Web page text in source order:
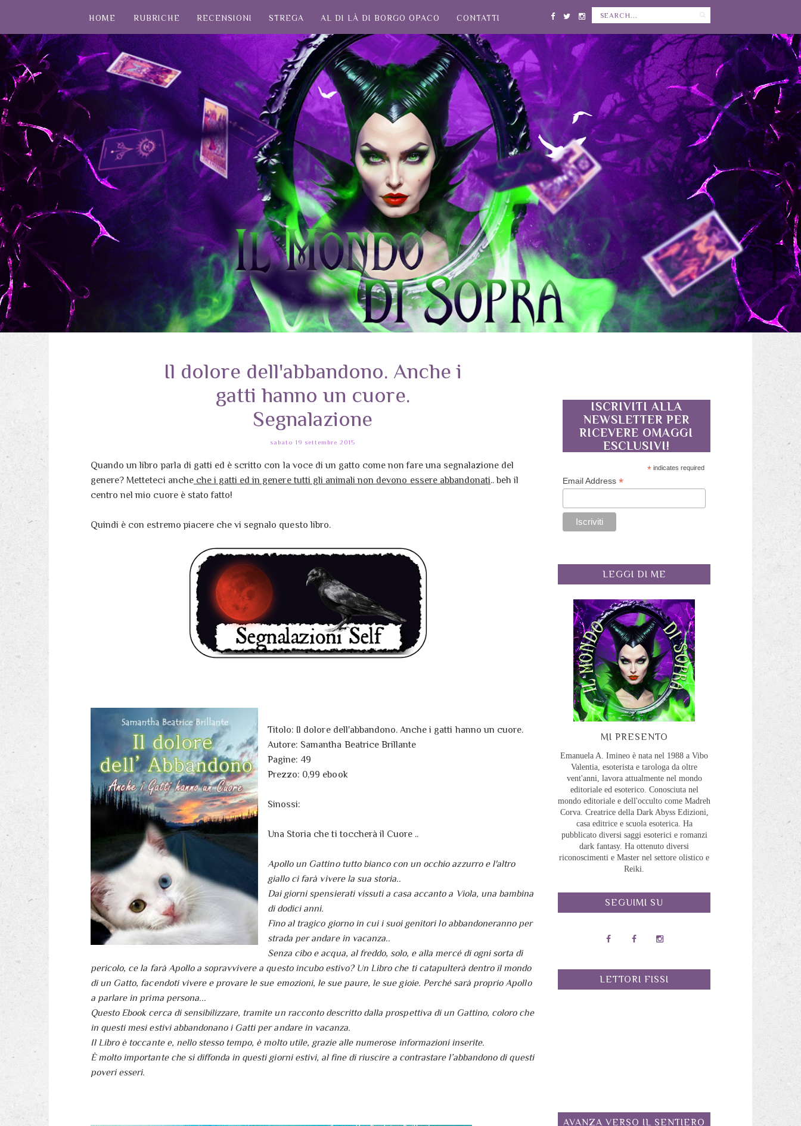
HOME RUBRICHE RECENSIONI STREGA AL DI LÀ DI BORGO OPACO CONTATTI
Il dolore dell'abbandono. Anche i
gatti hanno un cuore.
Segnalazione
sabato 19 settembre 2015
Quando un libro parla di gatti ed è scritto con la voce di un gatto come non fare una segnalazione del
genere? Metteteci ancheche i gatti ed in genere tutti gli animali non devono essere abbandonati.. beh il
centro nel mio cuore è stato fatto!
Quindi è con estremo piacere che vi segnalo questo libro.
Titolo: Il dolore dell'abbandono. Anche i gatti hanno un cuore.
Autore: Samantha Beatrice Brillante
Pagine: 49
Prezzo: 0,99 ebook
Sinossi:
Una Storia che ti toccherà il Cuore ..
Apollo un Gattino tutto bianco con un occhio azzurro e l'altro
giallo ci farà vivere la sua storia..
Dai giorni spensierati vissuti a casa accanto a Viola, una bambina
di dodici anni.
Fino al tragico giorno in cui i suoi genitori lo abbandoneranno per
strada per andare in vacanza..
Senza cibo e acqua, al freddo, solo, e alla mercé di ogni sorta di
pericolo, ce la farà Apollo a sopravvivere a questo incubo estivo? Un Libro che ti catapulterà dentro il mondo
di un Gatto, facendoti vivere e provare le sue emozioni, le sue paure, le sue gioie. Perché sarà proprio Apollo
a parlare in prima persona...
Questo Ebook cerca di sensibilizzare, tramite un racconto descritto dalla prospettiva di un Gattino, coloro che
in questi mesi estivi abbandonano i Gatti per andare in vacanza.
Il Libro è toccante e, nello stesso tempo, è molto utile, grazie alle numerose informazioni inserite.
È molto importante che si diffonda in questi giorni estivi, al fine di riuscire a contrastare l’abbandono di questi
poveri esseri.
ISCRIVITI ALLA
NEWSLETTER PER
RICEVERE OMAGGI
ESCLUSIVI!
* indicates required
Email Address *
LEGGI DI ME
MI PRESENTO
Emanuela A. Imineo è nata nel 1988 a Vibo
Valentia, esoterista e tarologa da oltre
vent'anni, lavora attualmente nel mondo
editoriale ed esoterico. Conosciuta nel
mondo editoriale e dell'occulto come Madreh
Corva. Creatrice della Dark Abyss Edizioni,
casa editrice e scuola esoterica. Ha
pubblicato diversi saggi esoterici e romanzi
dark fantasy. Ha ottenuto diversi
riconoscimenti e Master nel settore olistico e
Reiki.
SEGUIMI SU
LETTORI FISSI
AVANZA VERSO IL SENTIERO